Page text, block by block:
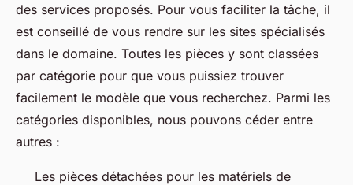
des services proposés. Pour vous faciliter la tâche, il
est conseillé de vous rendre sur les sites spécialisés
dans le domaine. Toutes les pièces y sont classées
par catégorie pour que vous puissiez trouver
facilement le modèle que vous recherchez. Parmi les
catégories disponibles, nous pouvons céder entre
autres :
Les pièces détachées pour les matériels de